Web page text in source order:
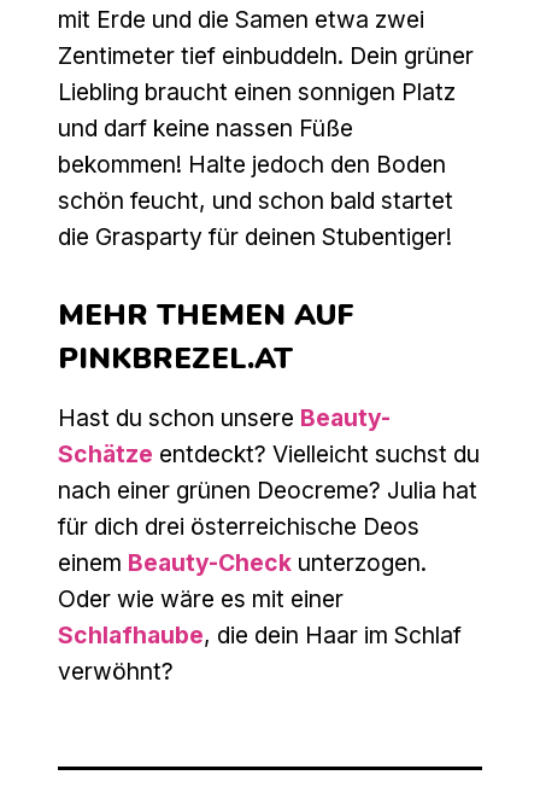
mit Erde und die Samen etwa zwei
Zentimeter tief einbuddeln. Dein grüner
Liebling braucht einen sonnigen Platz
und darf keine nassen Füße
bekommen! Halte jedoch den Boden
schön feucht, und schon bald startet
die Grasparty für deinen Stubentiger!
MEHR THEMEN AUF
PINKBREZEL.AT
Hast du schon unsere Beauty-
Schätze entdeckt? Vielleicht suchst du
nach einer grünen Deocreme? Julia hat
für dich drei österreichische Deos
einem Beauty-Check unterzogen.
Oder wie wäre es mit einer
Schlafhaube, die dein Haar im Schlaf
verwöhnt?